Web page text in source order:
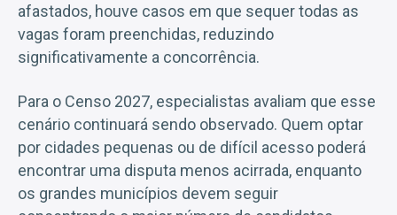
afastados, houve casos em que sequer todas as
vagas foram preenchidas, reduzindo
significativamente a concorrência.
Para o Censo 2027, especialistas avaliam que esse
cenário continuará sendo observado. Quem optar
por cidades pequenas ou de difícil acesso poderá
encontrar uma disputa menos acirrada, enquanto
os grandes municípios devem seguir